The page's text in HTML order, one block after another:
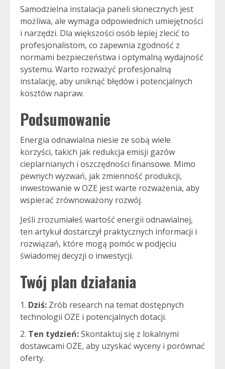
Samodzielna instalacja paneli słonecznych jest
możliwa, ale wymaga odpowiednich umiejętności
i narzędzi. Dla większości osób lepiej zlecić to
profesjonalistom, co zapewnia zgodność z
normami bezpieczeństwa i optymalną wydajność
systemu. Warto rozważyć profesjonalną
instalację, aby uniknąć błędów i potencjalnych
kosztów napraw.
Podsumowanie
Energia odnawialna niesie ze sobą wiele
korzyści, takich jak redukcja emisji gazów
cieplarnianych i oszczędności finansowe. Mimo
pewnych wyzwań, jak zmienność produkcji,
inwestowanie w OZE jest warte rozważenia, aby
wspierać zrównoważony rozwój.
Jeśli zrozumiałeś wartość energii odnawialnej,
ten artykuł dostarczył praktycznych informacji i
rozwiązań, które mogą pomóc w podjęciu
świadomej decyzji o inwestycji.
Twój plan działania
Dziś: Zrób research na temat dostępnych
technologii OZE i potencjalnych dotacji.
Ten tydzień:Skontaktuj się z lokalnymi
dostawcami OZE, aby uzyskać wyceny i porównać
oferty.